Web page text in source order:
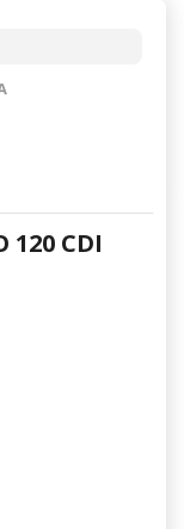
120 CDI